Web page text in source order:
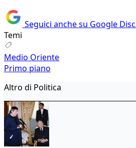
Seguici anche su Google
Temi
Medio Oriente
Primo piano
Altro di Politica